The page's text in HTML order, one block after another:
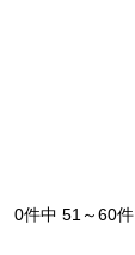
0件中 51～60件